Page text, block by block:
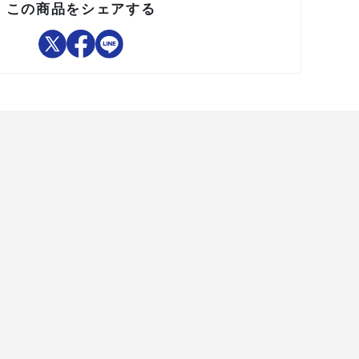
ら移動させてください。
この商品をシェアする